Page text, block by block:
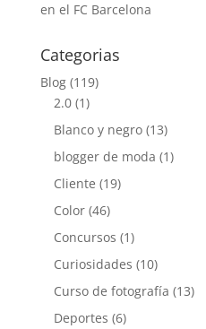
en el FC Barcelona
Categorias
Blog(119)
2.0(1)
Blanco y negro(13)
blogger de moda (1)
Cliente (19)
Color(46)
Concursos (1)
Curiosidades (10)
Curso de fotografía (13)
Deportes (6)